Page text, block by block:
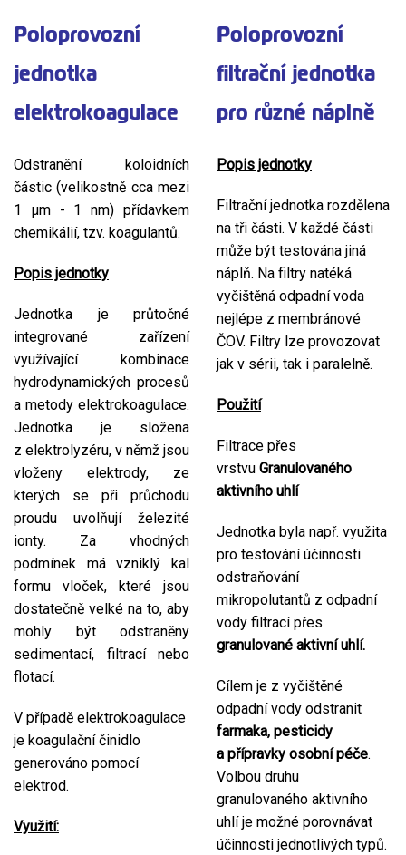
Poloprovozní
jednotka
elektrokoagulace
Odstranění koloidních
částic (velikostně cca mezi
1 µm - 1 nm) přídavkem
chemikálií, tzv. koagulantů.
Popis jednotky
Jednotka je průtočné
integrované zařízení
využívající kombinace
hydrodynamických procesů
a metody elektrokoagulace.
Jednotka je složena
z elektrolyzéru, v němž jsou
vloženy elektrody, ze
kterých se při průchodu
proudu uvolňují železité
ionty. Za vhodných
podmínek má vzniklý kal
formu vloček, které jsou
dostatečně velké na to, aby
mohly být odstraněny
sedimentací, filtrací nebo
flotací.
V případě elektrokoagulace
je koagulační činidlo
generováno pomocí
elektrod.
Využití:
Poloprovozní
filtrační jednotka
pro různé náplně
Popis jednotky
Filtrační jednotka rozdělena
na tři části. V každé části
může být testována jiná
náplň. Na filtry natéká
vyčištěná odpadní voda
nejlépe z membránové
ČOV. Filtry lze provozovat
jak v sérii, tak i paralelně.
Použití
Filtrace přes
vrstvu Granulovaného
aktivního uhlí
Jednotka byla např. využita
pro testování účinnosti
odstraňování
mikropolutantů z odpadní
vody filtrací přes
granulované aktivní uhlí.
Cílem je z vyčištěné
odpadní vody odstranit
farmaka, pesticidy
a přípravky osobní péče.
Volbou druhu
granulovaného aktivního
uhlí je možné porovnávat
účinnosti jednotlivých typů.